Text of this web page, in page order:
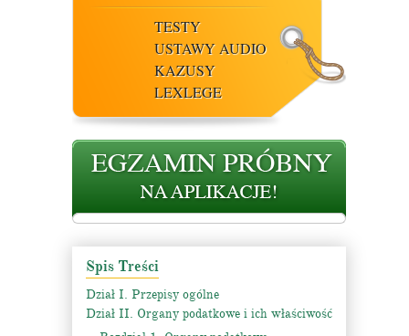
TESTY
USTAWY AUDIO
KAZUSY
LEXLEGE
Spis Treści
Dział I. Przepisy ogólne
Dział II. Organy podatkowe i ich właściwość